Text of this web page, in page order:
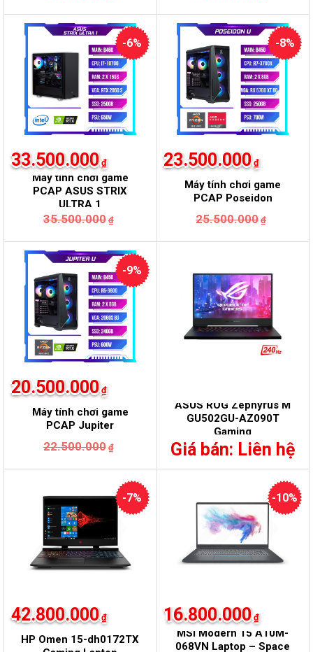
là:
15.500.000₫.
tại
là:
13.500.000₫.
là:
tại
là:
-6%
Máy tính chơi game
PCAP ASUS STRIX
ULTRA 1
35.500.000 ₫
là:
35.500.000₫.
33.500.000 ₫
tại
là:
33.500.000₫.
-8%
Máy tính chơi game
PCAP Poseidon
25.500.000 ₫
là:
23.500.000 ₫
tại
-9%
Máy tính chơi game
PCAP Jupiter
22.500.000 ₫
là:
22.500.000₫.
20.500.000 ₫
tại
là:
20.500.000₫.
ASUS ROG Zephyrus M
GU502GU-AZ090T
Gaming
Giá bán: Liên hệ
-7%
HP Omen 15-dh0172TX
42.800.000 ₫
-10%
MSI Modern 15 A10M-
068VN Laptop – Space
16.800.000 ₫